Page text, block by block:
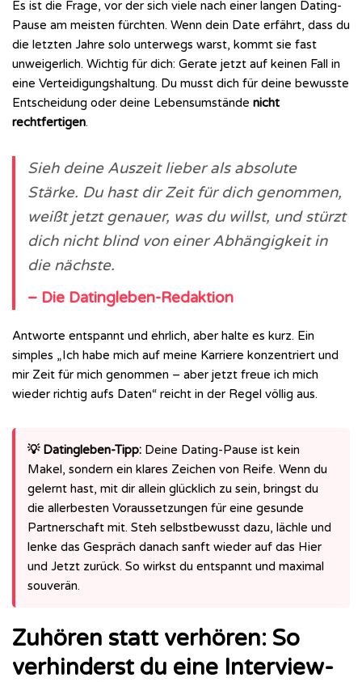
Es ist die Frage, vor der sich viele nach einer langen Dating-
Pause am meisten fürchten. Wenn dein Date erfährt, dass du
die letzten Jahre solo unterwegs warst, kommt sie fast
unweigerlich. Wichtig für dich: Gerate jetzt auf keinen Fall in
eine Verteidigungshaltung. Du musst dich für deine bewusste
Entscheidung oder deine Lebensumstände nicht
rechtfertigen.
Sieh deine Auszeit lieber als absolute
Stärke. Du hast dir Zeit für dich genommen,
weißt jetzt genauer, was du willst, und stürzt
dich nicht blind von einer Abhängigkeit in
die nächste.
– Die Datingleben-Redaktion
Antworte entspannt und ehrlich, aber halte es kurz. Ein
simples „Ich habe mich auf meine Karriere konzentriert und
mir Zeit für mich genommen – aber jetzt freue ich mich
wieder richtig aufs Daten“ reicht in der Regel völlig aus.
💡 Datingleben-Tipp: Deine Dating-Pause ist kein
Makel, sondern ein klares Zeichen von Reife. Wenn du
gelernt hast, mit dir allein glücklich zu sein, bringst du
die allerbesten Voraussetzungen für eine gesunde
Partnerschaft mit. Steh selbstbewusst dazu, lächle und
lenke das Gespräch danach sanft wieder auf das Hier
und Jetzt zurück. So wirkst du entspannt und maximal
souverän.
Zuhören statt verhören: So
verhinderst du eine Interview-